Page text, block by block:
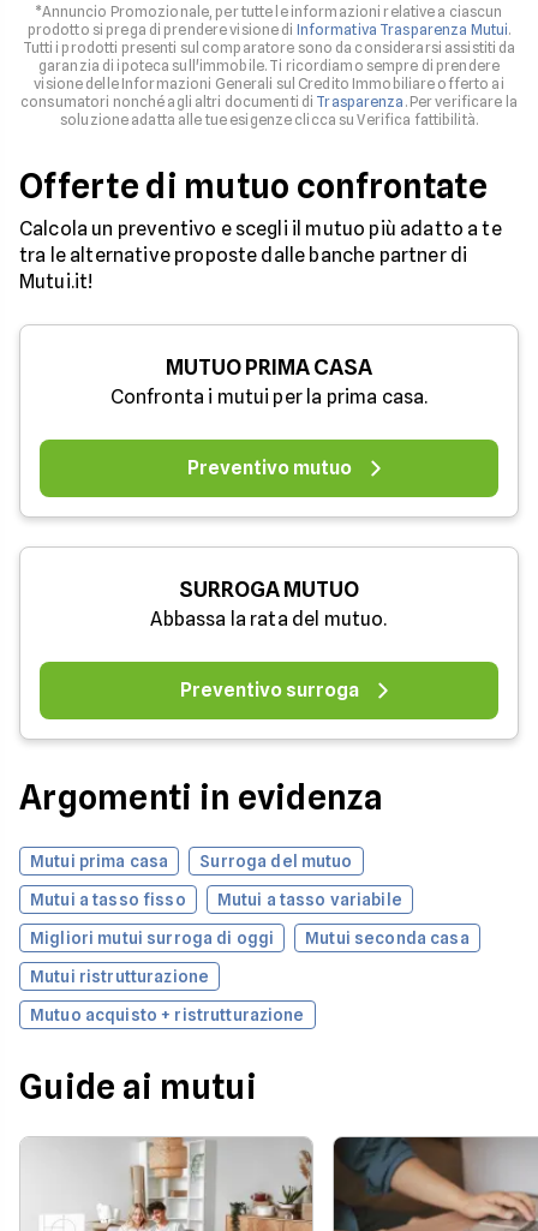
*Annuncio Promozionale, per tutte le informazioni relative a ciascun
prodotto si prega di prendere visione di Informativa Trasparenza Mutui.
Tutti i prodotti presenti sul comparatore sono da considerarsi assistiti da
garanzia di ipoteca sull'immobile. Ti ricordiamo sempre di prendere
visione delle Informazioni Generali sul Credito Immobiliare offerto ai
consumatori nonché agli altri documenti di Trasparenza . Per verificare la
soluzione adatta alle tue esigenze clicca su Verifica fattibilità.
Offerte di mutuo confrontate
Calcola un preventivo e scegli il mutuo più adatto a te
tra le alternative proposte dalle banche partner di
Mutui.it!
MUTUO PRIMA CASA
Confronta i mutui per la prima casa.
Preventivo mutuo
SURROGA MUTUO
Abbassa la rata del mutuo.
Preventivo surroga
Argomenti in evidenza
Mutui prima casa
Surroga del mutuo
Mutui a tasso fisso
Mutui a tasso variabile
Migliori mutui surroga di oggi
Mutui seconda casa
Mutui ristrutturazione
Mutuo acquisto + ristrutturazione
Guide ai mutui